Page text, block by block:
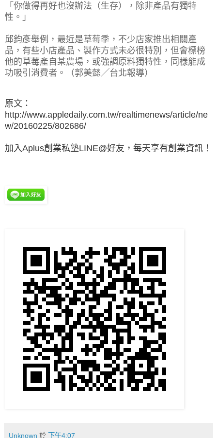
「你做得再好也沒辦法（生存），除非產品有獨特
性。」
邱鈞彥舉例，最近是草莓季，不少店家推出相關產
品，有些小店產品、製作方式未必很特別，但會標榜
他的草莓產自某農場，或強調原料獨特性，同樣能成
功吸引消費者。（郭美懿╱台北報導）
原文：
http://www.appledaily.com.tw/realtimenews/article/ne
w/20160225/802686/
加入Aplus創業私塾LINE@好友，每天享有創業資訊！
Unknown 於 下午4:07